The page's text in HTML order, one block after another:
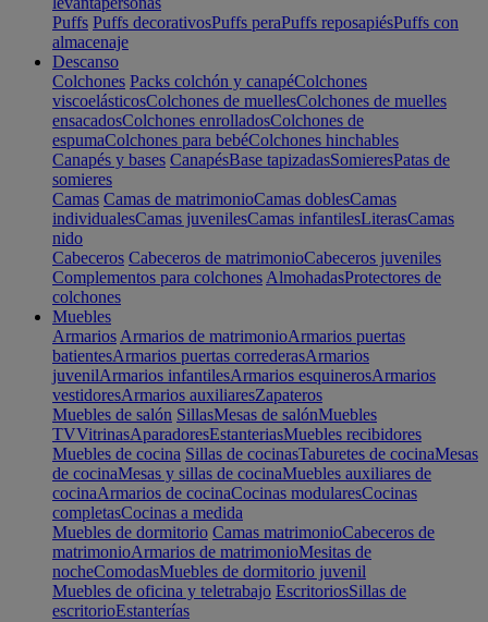
Puffs Puffs decorativosPuffs peraPuffs reposapiésPuffs con
almacenaje
Descanso
Colchones Packs colchón y canapéColchones
viscoelásticosColchones de muellesColchones de muelles
ensacadosColchones enrolladosColchones de
espumaColchones para bebéColchones hinchables
Canapés y bases CanapésBase tapizadasSomieresPatas de
somieres
Camas Camas de matrimonioCamas doblesCamas
individualesCamas juvenilesCamas infantilesLiterasCamas
nido
Cabeceros Cabeceros de matrimonioCabeceros juveniles
Complementos para colchones AlmohadasProtectores de
colchones
Muebles
Armarios Armarios de matrimonioArmarios puertas
batientesArmarios puertas correderasArmarios
juvenilArmarios infantilesArmarios esquinerosArmarios
vestidoresArmarios auxiliaresZapateros
Muebles de salón SillasMesas de salónMuebles
TVVitrinasAparadoresEstanteriasMuebles recibidores
Muebles de cocina Sillas de cocinasTaburetes de cocinaMesas
de cocinaMesas y sillas de cocinaMuebles auxiliares de
cocinaArmarios de cocinaCocinas modularesCocinas
completasCocinas a medida
Muebles de dormitorio Camas matrimonioCabeceros de
matrimonioArmarios de matrimonioMesitas de
nocheComodasMuebles de dormitorio juvenil
Muebles de oficina y teletrabajo EscritoriosSillas de
escritorioEstanterías